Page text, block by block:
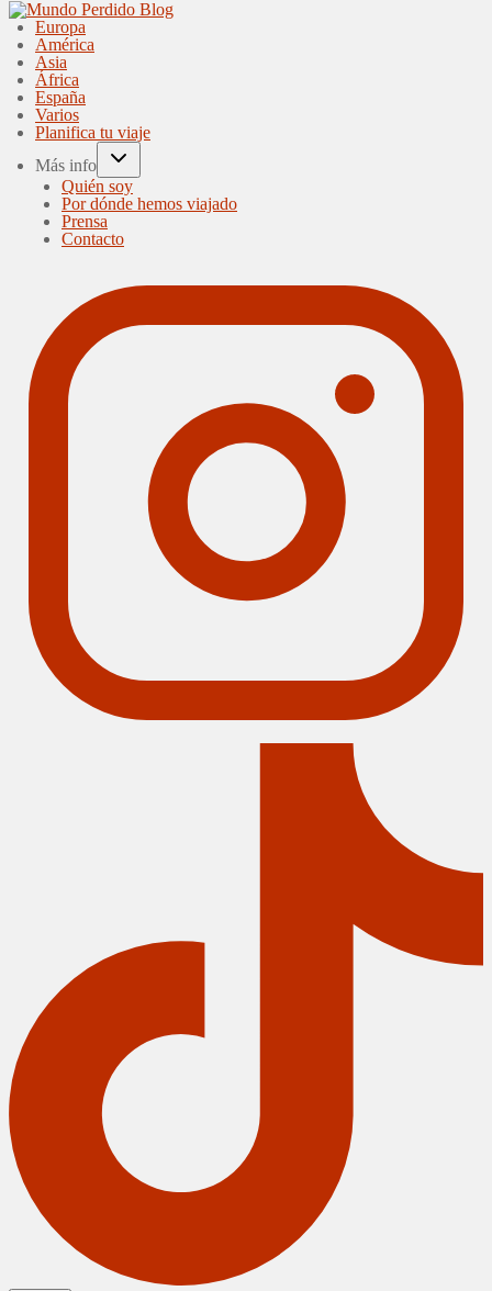
Europa
América
Asia
África
España
Varios
Planifica tu viaje
Más info
Quién soy
Por dónde hemos viajado
Prensa
Contacto